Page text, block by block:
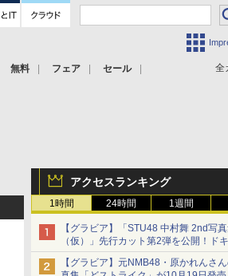
全
無料 フェア セール
アクセスランキング
1時間 24時間 1週間
【グラビア】「STU48 中村舞 2nd写
（仮）」先行カット第2弾を公開！ド
るランジェリーカットなど新たな挑戦
【グラビア】元NMB48・原かれんさ